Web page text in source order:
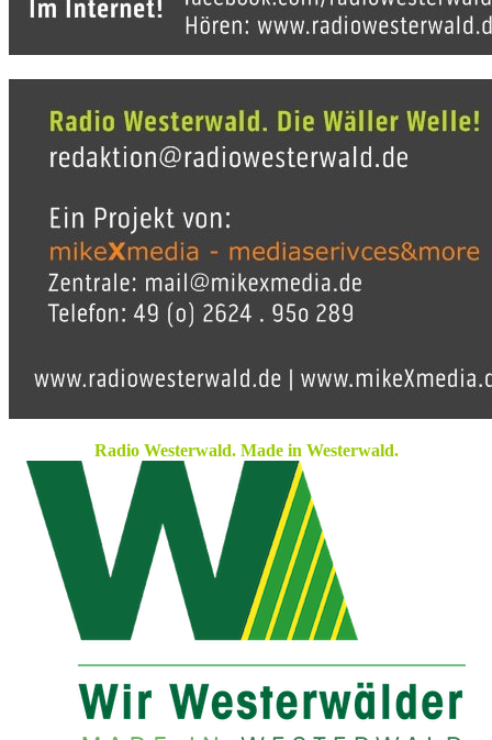
Radio Westerwald. Made in Westerwald.